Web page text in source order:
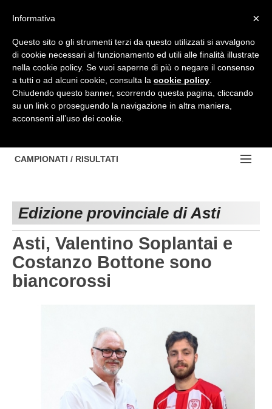
HOME
BACHECA
PROVINCE
TORINO
PINEROLO
CUNEO
ALESSANDRIA
NOVARA
VERBANO-CUSIO-OSSOIA
NOTIZIE:
APPROFONDIMENTO
NAZIONALI
DILETTANTI
GIOVANILI
CAMPIONATI / RISULTATI
NAZIONALI
REGIONALI
Edizione provinciale di Asti
Asti, Valentino Soplantai e
Costanzo Bottone sono
biancorossi
×
Informativa
Questo sito o gli strumenti terzi da questo utilizzati si avvalgono
di cookie necessari al funzionamento ed utili alle finalità illustrate
nella cookie policy. Se vuoi saperne di più o negare il consenso
a tutti o ad alcuni cookie, consulta la cookie policy
Chiudendo questo banner, scorrendo questa pagina, cliccando
su un link o proseguendo la navigazione in altra maniera,
acconsenti all’uso dei cookie.